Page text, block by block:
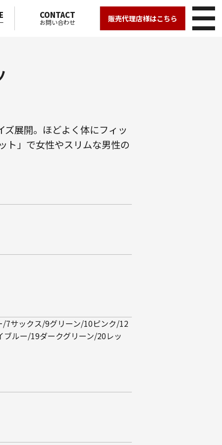
CONTACT
お問い合わせ 販売代理店様はこちら
展開。ほどよく体にフィッ
ト」で女性やスリムな男性の
7サックス/9グリーン/10ピンク/12
ルー/19ダークグリーン/20レッ